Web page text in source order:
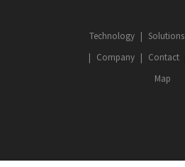
Technology Solutions
Company
Contact
Map